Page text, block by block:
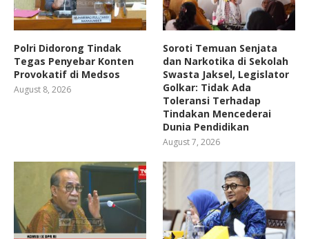
Polri Didorong Tindak
Tegas Penyebar Konten
Provokatif di Medsos
August 8, 2026
Soroti Temuan Senjata
dan Narkotika di Sekolah
Swasta Jaksel, Legislator
Golkar: Tidak Ada
Toleransi Terhadap
Tindakan Mencederai
Dunia Pendidikan
August 7, 2026